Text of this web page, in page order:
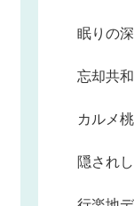
眠りの
忘却共
カルメ
隠され